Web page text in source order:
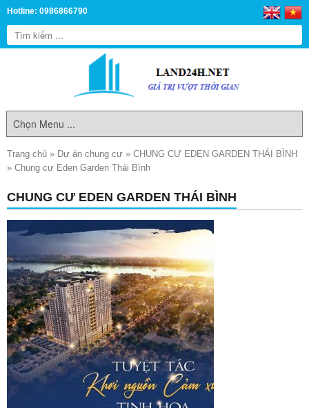
Hotline: 0986866790
Trang chủ » Dự án chung cư » CHUNG CƯ EDEN GARDEN THÁI BÌNH
» Chung cư Eden Garden Thái Bình
CHUNG CƯ EDEN GARDEN THÁI BÌNH